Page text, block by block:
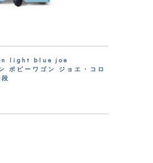
light blue joe
ボビーワゴン ジョエ・コロ